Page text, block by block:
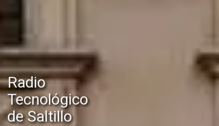
Radio
Tecnológico
de Saltillo